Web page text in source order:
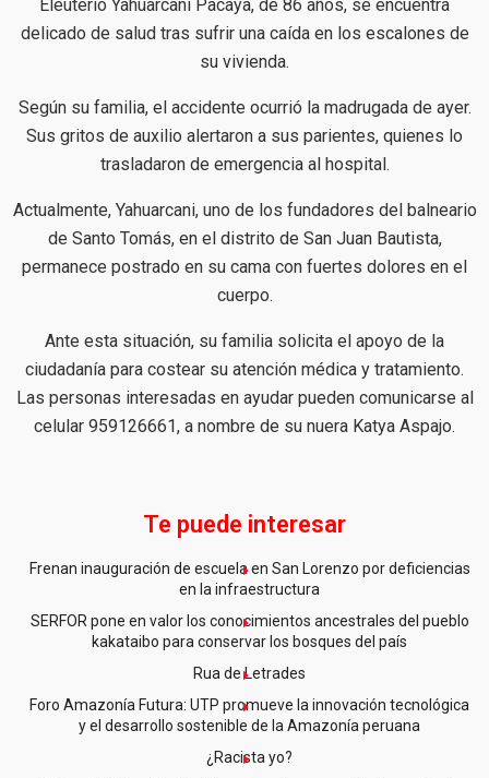
Eleuterio Yahuarcani Pacaya, de 86 años, se encuentra
delicado de salud tras sufrir una caída en los escalones de
su vivienda.
Según su familia, el accidente ocurrió la madrugada de ayer.
Sus gritos de auxilio alertaron a sus parientes, quienes lo
trasladaron de emergencia al hospital.
Actualmente, Yahuarcani, uno de los fundadores del balneario
de Santo Tomás, en el distrito de San Juan Bautista,
permanece postrado en su cama con fuertes dolores en el
cuerpo.
Ante esta situación, su familia solicita el apoyo de la
ciudadanía para costear su atención médica y tratamiento.
Las personas interesadas en ayudar pueden comunicarse al
celular 959126661, a nombre de su nuera Katya Aspajo.
Te puede interesar
Frenan inauguración de escuela en San Lorenzo por deficiencias
en la infraestructura
SERFOR pone en valor los conocimientos ancestrales del pueblo
kakataibo para conservar los bosques del país
Rua de Letrades
Foro Amazonía Futura: UTP promueve la innovación tecnológica
y el desarrollo sostenible de la Amazonía peruana
¿Racista yo?